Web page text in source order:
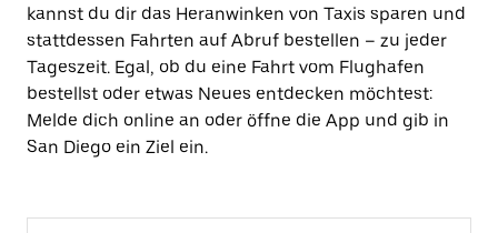
kannst du dir das Heranwinken von Taxis sparen und
stattdessen Fahrten auf Abruf bestellen – zu jeder
Tageszeit. Egal, ob du eine Fahrt vom Flughafen
bestellst oder etwas Neues entdecken möchtest:
Melde dich online an oder öffne die App und gib in
San Diego ein Ziel ein.